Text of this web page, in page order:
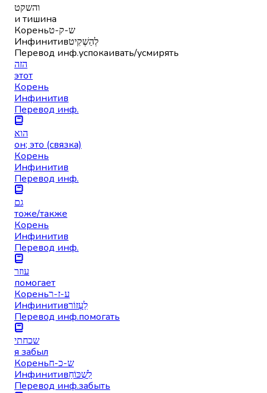
והשקט
и тишина
Кореньש-ק-ט
Инфинитивלְהַשְׁקִיט
Перевод инф.успокаивать/усмирять
הזה
этот
Корень
Инфинитив
Перевод инф.
הוא
он; это (связка)
Корень
Инфинитив
Перевод инф.
גם
тоже/также
Корень
Инфинитив
Перевод инф.
עוזר
помогает
Кореньע-ז-ר
Инфинитивלַעְזוֹר
Перевод инф.помогать
שכחתי
я забыл
Кореньש-כ-ח
Инфинитивלִשְׁכּוֹחַ
Перевод инф.забыть